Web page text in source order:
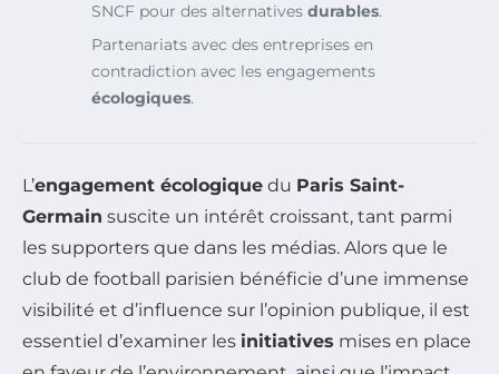
SNCF pour des alternatives durables.
Partenariats avec des entreprises en
contradiction avec les engagements
écologiques.
L’engagement écologique du Paris Saint-
Germain suscite un intérêt croissant, tant parmi
les supporters que dans les médias. Alors que le
club de football parisien bénéficie d’une immense
visibilité et d’influence sur l’opinion publique, il est
essentiel d’examiner les initiatives mises en place